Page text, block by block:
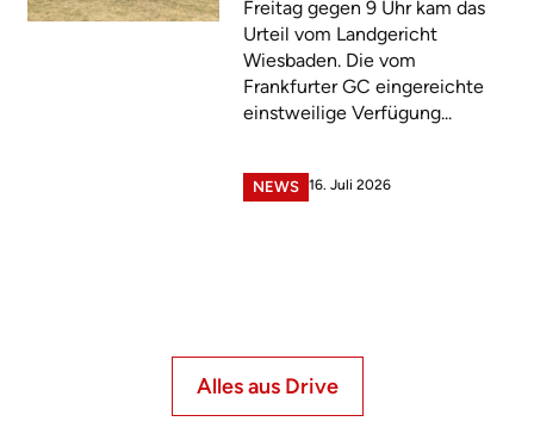
Freitag gegen 9 Uhr kam das
Urteil vom Landgericht
Wiesbaden. Die vom
Frankfurter GC eingereichte
einstweilige Verfügung...
NEWS 16. Juli 2026
Alles aus Drive